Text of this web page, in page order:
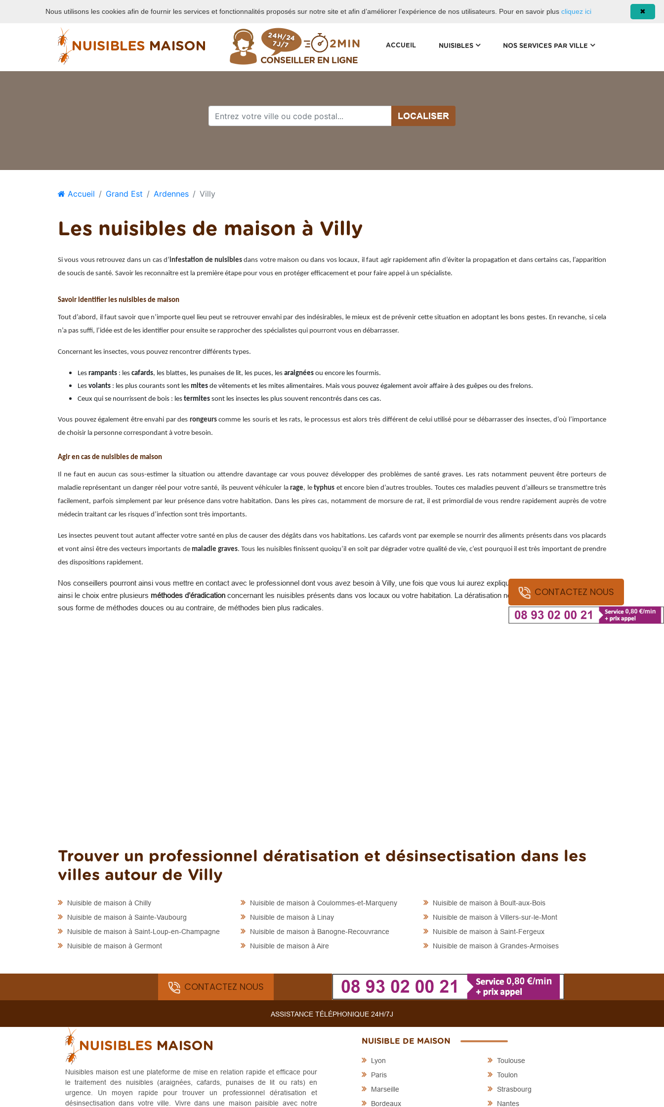
Nuisible de maison 08 93 02 00 21
CONTACTEZ NOUS
ACCUEIL NUISIBLES (CURRENT)NOS SERVICES PAR VILLE (CURRENT)
LOCALISER
Accueil Grand Est Ardennes Villy
Les nuisibles de maison à Villy
Si vous vous retrouvez dans un cas d’infestation de nuisibles dans votre maison ou dans vos locaux, il faut agir rapidement afin d’éviter la propagation et dans certains cas, l’apparition
de soucis de santé. Savoir les reconnaître est la première étape pour vous en protéger efficacement et pour faire appel à un spécialiste.
Savoir identifier les nuisibles de maison
Tout d’abord, il faut savoir que n’importe quel lieu peut se retrouver envahi par des indésirables, le mieux est de prévenir cette situation en adoptant les bons gestes. En revanche, si cela
n’a pas suffi, l’idée est de les identifier pour ensuite se rapprocher des spécialistes qui pourront vous en débarrasser.
Concernant les insectes, vous pouvez rencontrer différents types.
Les rampants : les cafards, les blattes, les punaises de lit, les puces, les araignées ou encore les fourmis.
Les volants : les plus courants sont les mites de vêtements et les mites alimentaires. Mais vous pouvez également avoir affaire à des guêpes ou des frelons.
Ceux qui se nourrissent de bois : les termites sont les insectes les plus souvent rencontrés dans ces cas.
Vous pouvez également être envahi par des rongeurscomme les souris et les rats, le processus est alors très différent de celui utilisé pour se débarrasser des insectes, d’où l’importance
de choisir la personne correspondant à votre besoin.
Agir en cas de nuisibles de maison
Il ne faut en aucun cas sous-estimer la situation ou attendre davantage car vous pouvez développer des problèmes de santé graves. Les rats notamment peuvent être porteurs de
maladie représentant un danger réel pour votre santé, ils peuvent véhiculer larage, letyphus et encore bien d’autres troubles. Toutes ces maladies peuvent d’ailleurs se transmettre très
facilement, parfois simplement par leur présence dans votre habitation. Dans les pires cas, notamment de morsure de rat, il est primordial de vous rendre rapidement auprès de votre
médecin traitant car les risques d’infection sont très importants.
Les insectes peuvent tout autant affecter votre santé en plus de causer des dégâts dans vos habitations. Les cafards vont par exemple se nourrir des aliments présents dans vos placards
et vont ainsi être des vecteurs importants de maladie graves. Tous les nuisibles finissent quoiqu’il en soit par dégrader votre qualité de vie, c’est pourquoi il est très important de prendre
des dispositions rapidement.
Nos conseillers pourront ainsi vous mettre en contact avec le professionnel dont vous avez besoin à Villy, une fois que vous lui aurez expliquer votre situation. Vous aurez
ainsi le choix entre plusieurs méthodes d’éradication concernant les nuisibles présents dans vos locaux ou votre habitation. La dératisation notamment, peut se réaliser
sous forme de méthodes douces ou au contraire, de méthodes bien plus radicales.
Trouver un professionnel dératisation et désinsectisation dans les
villes autour de Villy
Nuisible de maison à Chilly
Nuisible de maison à Sainte-Vaubourg
Nuisible de maison à Saint-Loup-en-Champagne
Nuisible de maison à Germont
Nuisible de maison à Coulommes-et-Marqueny
Nuisible de maison à Linay
Nuisible de maison à Banogne-Recouvrance
Nuisible de maison à Aire
Nuisible de maison à Boult-aux-Bois
Nuisible de maison à Villers-sur-le-Mont
Nuisible de maison à Saint-Fergeux
Nuisible de maison à Grandes-Armoises
CONTACTEZ NOUS
ASSISTANCE TÉLÉPHONIQUE 24H/7J
Nuisibles maison est une plateforme de mise en relation rapide et efficace pour
le traitement des nuisibles (araignées, cafards, punaises de lit ou rats) en
urgence. Un moyen rapide pour trouver un professionnel dératisation et
désinsectisation dans votre ville. Vivre dans une maison paisible avec notre
NUISIBLE DE MAISON
Lyon
Paris
Marseille
Bordeaux
Toulouse
Toulon
Strasbourg
Nantes
✖
Nous utilisons les cookies afin de fournir les services et fonctionnalités proposés sur notre site et afin d’améliorer l’expérience de nos utilisateurs. Pour en savoir plus cliquez ici